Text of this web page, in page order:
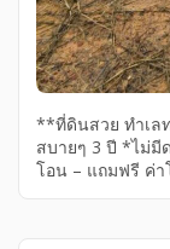
**ที่ดินสวย ทำเลท
สบายๆ 3 ปี *ไม่มี
โอน – แถมฟรี ค่